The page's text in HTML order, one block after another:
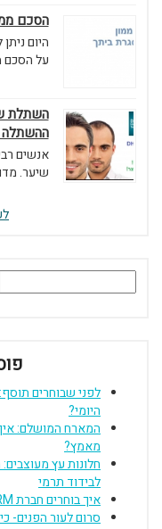
הסכם
היום
על הסכם
ההשתלה
אנשים
שיער.
לפני שבוחרים
היומי?
המארח המושלם:
מאמץ?
חלונות עץ
לבידוד תרמי
איך בוחרים חברת CRM שמתאימה לעסק?
סרום לעור הפנים-